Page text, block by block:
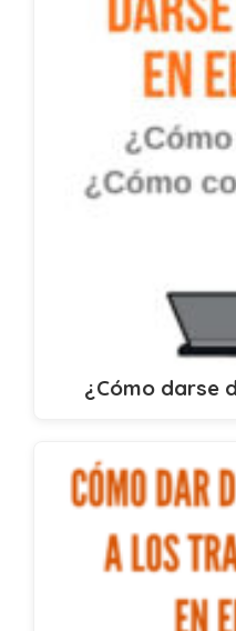
¿Cómo darse